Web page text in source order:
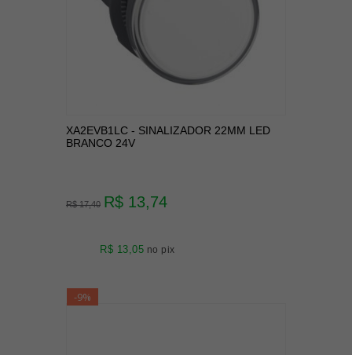
XA2EVB1LC - SINALIZADOR 22MM LED
BRANCO 24V
R$ 17,40 R$ 13,74
R$ 13,05 no pix
-9%